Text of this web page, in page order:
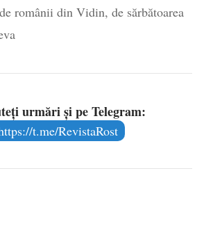
românii din Vidin, de sărbătoarea
urmări și pe Telegram:
t.me/RevistaRost